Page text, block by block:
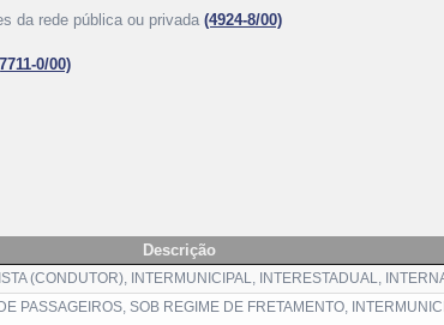
da rede pública ou privada (4924-8/00)
0/00)
Descrição
(CONDUTOR), INTERMUNICIPAL, INTERESTADUAL,
PASSAGEIROS, SOB REGIME DE FRETAMENTO,